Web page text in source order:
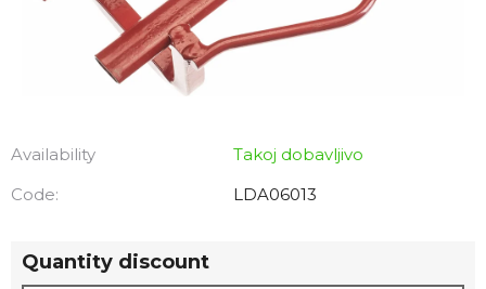
Availability
Takoj dobavljivo
Code:
LDA06013
Quantity discount